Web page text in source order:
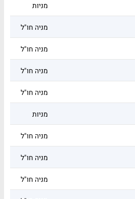
מניות
מניה חו"ל
מניה חו"ל
מניה חו"ל
מניה חו"ל
מניות
מניה חו"ל
מניה חו"ל
מניה חו"ל